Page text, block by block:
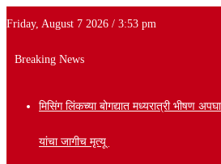
Friday, August 7 2026 / 3:53 pm
Breaking News
मिसिंग लिंकच्या बोगद्यात मध्यरात्री भीषण
यांचा जागीच मृत्यू